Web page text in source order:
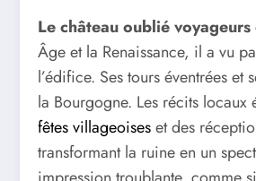
Le château oublié
Âge et la Renaissance, il a vu
l’édifice. Ses tours éventrées
la Bourgogne. Les récits locaux
fêtes villageoiseset des
transformant la ruine en un